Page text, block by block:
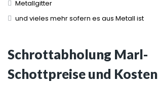
Metallgitter
und vieles mehr sofern es aus Metall ist
Schrottabholung Marl-
Schottpreise und Kosten